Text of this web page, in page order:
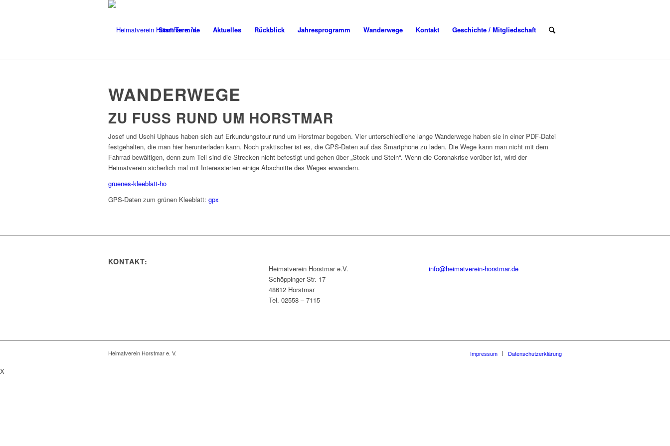
Start/Termine Aktuelles Rückblick Jahresprogramm Wanderwege Kontakt Geschichte / Mitgliedschaft
WANDERWEGE
ZU FUSS RUND UM HORSTMAR
Josef und Uschi Uphaus haben sich auf Erkundungstour rund um Horstmar begeben. Vier unterschiedliche lange Wanderwege haben sie in einer PDF-Datei
festgehalten, die man hier herunterladen kann. Noch praktischer ist es, die GPS-Daten auf das Smartphone zu laden. Die Wege kann man nicht mit dem
Fahrrad bewältigen, denn zum Teil sind die Strecken nicht befestigt und gehen über „Stock und Stein“. Wenn die Coronakrise vorüber ist, wird der
Heimatverein sicherlich mal mit Interessierten einige Abschnitte des Weges erwandern.
gruenes-kleeblatt-ho
GPS-Daten zum grünen Kleeblatt: gpx
KONTAKT:
Heimatverein Horstmar e.V.
Schöppinger Str. 17
48612 Horstmar
Tel. 02558 – 7115
info@heimatverein-horstmar.de
Heimatverein Horstmar e. V. Impressum Datenschutzerklärung
X